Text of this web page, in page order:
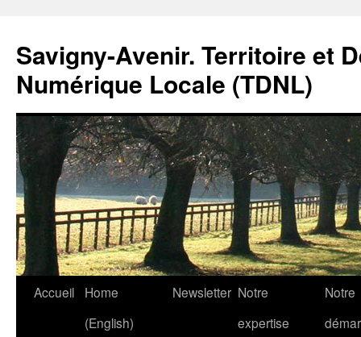
Savigny-Avenir. Territoire et
Numérique Locale (TDNL)
Aller
Accueil
Home
(English)
Newsletter Notre
expertise
Notre